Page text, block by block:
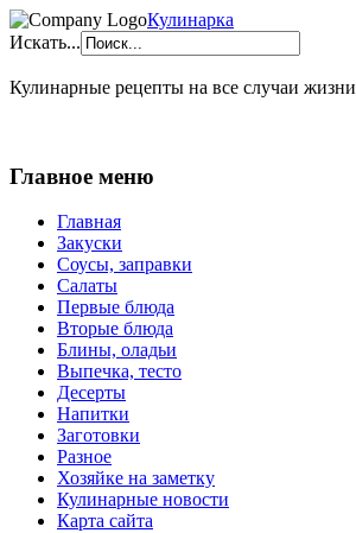
Кулинарка
Искать...
Кулинарные рецепты на все случаи жизни
Главное меню
Главная
Закуски
Соусы, заправки
Салаты
Первые блюда
Вторые блюда
Блины, оладьи
Выпечка, тесто
Десерты
Напитки
Заготовки
Разное
Хозяйке на заметку
Кулинарные новости
Карта сайта